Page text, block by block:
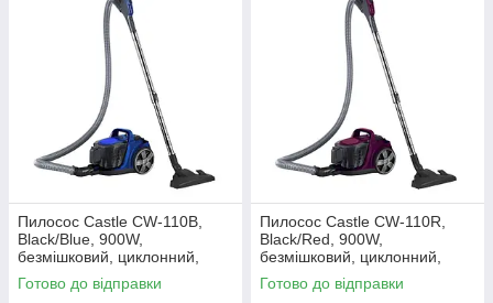
Пилосос Castle CW-110B,
Black/Blue, 900W,
безмішковий, циклонний,
регулятор потужності на
ручці, об'єм
Готово до відправки
Пилосос Castle CW-110R,
Black/Red, 900W,
безмішковий, циклонний,
регулятор потужності на
ручціоб'єм
Готово до відправки